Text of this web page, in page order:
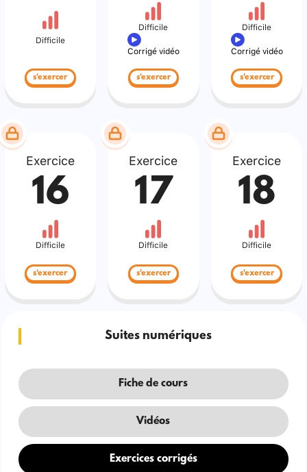
Difficile
s'exercer
Difficile
Corrigé vidéo
s'exercer
Difficile
Corrigé vidéo
s'exercer
Exercice
16
Difficile
s'exercer
Exercice
17
Difficile
s'exercer
Exercice
18
Difficile
s'exercer
Suites numériques
Fiche de cours
Vidéos
Exercices corrigés